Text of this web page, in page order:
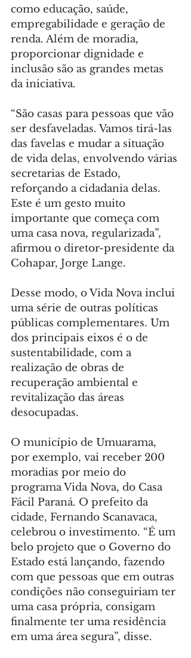
como educação, saúde,
empregabilidade e geração de
renda. Além de moradia,
proporcionar dignidade e
inclusão são as grandes metas
da iniciativa.
“São casas para pessoas que vão
ser desfaveladas. Vamos tirá-las
das favelas e mudar a situação
de vida delas, envolvendo várias
secretarias de Estado,
reforçando a cidadania delas.
Este é um gesto muito
importante que começa com
uma casa nova, regularizada”,
afirmou o diretor-presidente da
Cohapar, Jorge Lange.
Desse modo, o Vida Nova inclui
uma série de outras políticas
públicas complementares. Um
dos principais eixos é o de
sustentabilidade, com a
realização de obras de
recuperação ambiental e
revitalização das áreas
desocupadas.
O município de Umuarama,
por exemplo, vai receber 200
moradias por meio do
programa Vida Nova, do Casa
Fácil Paraná. O prefeito da
cidade, Fernando Scanavaca,
celebrou o investimento. “É um
belo projeto que o Governo do
Estado está lançando, fazendo
com que pessoas que em outras
condições não conseguiriam ter
uma casa própria, consigam
finalmente ter uma residência
em uma área segura”, disse.